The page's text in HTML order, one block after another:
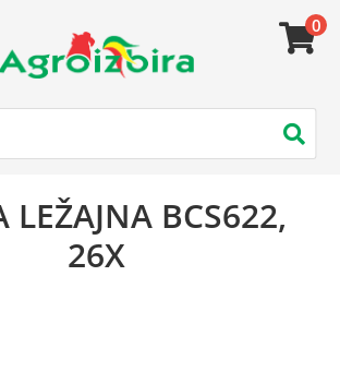
0
LEŽAJNA BCS622,
26X